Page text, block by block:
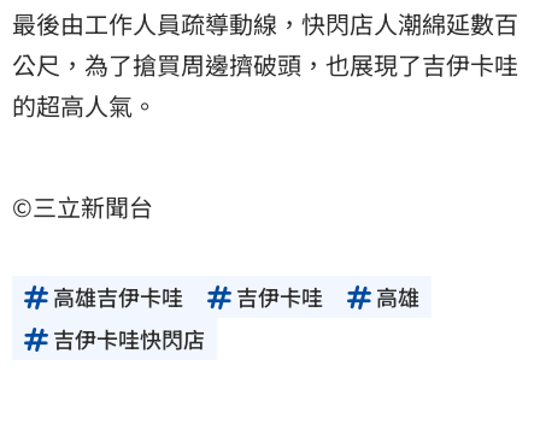
最後由工作人員疏導動線，快閃店人潮綿延數百
公尺，為了搶買周邊擠破頭，也展現了吉伊卡哇
的超高人氣。
©三立新聞台
高雄吉伊卡哇 吉伊卡哇
高雄
吉伊卡哇快閃店